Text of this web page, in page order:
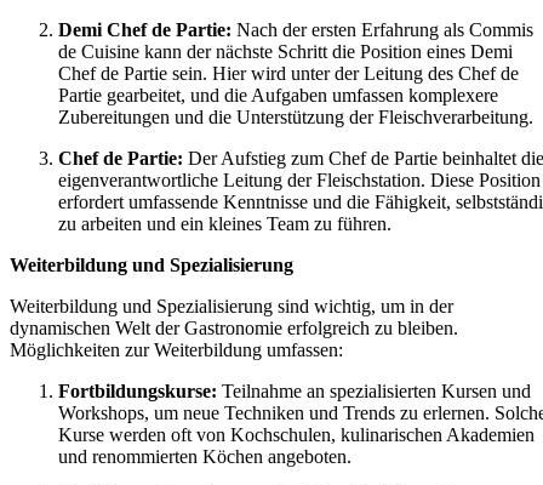
Demi Chef de Partie: Nach der ersten Erfahrung als Commis
de Cuisine kann der nächste Schritt die Position eines Demi
Chef de Partie sein. Hier wird unter der Leitung des Chef de
Partie gearbeitet, und die Aufgaben umfassen komplexere
Zubereitungen und die Unterstützung der Fleischverarbeitung.
Chef de Partie: Der Aufstieg zum Chef de Partie beinhaltet die
eigenverantwortliche Leitung der Fleischstation. Diese Position
erfordert umfassende Kenntnisse und die Fähigkeit,
zu arbeiten und ein kleines Team zu führen.
Weiterbildung und Spezialisierung
Weiterbildung und Spezialisierung sind wichtig, um in der
dynamischen Welt der Gastronomie erfolgreich zu bleiben.
Möglichkeiten zur Weiterbildung umfassen:
Fortbildungskurse: Teilnahme an spezialisierten Kursen und
Workshops, um neue Techniken und Trends zu erlernen.
Kurse werden oft von Kochschulen, kulinarischen Akademien
und renommierten Köchen angeboten.